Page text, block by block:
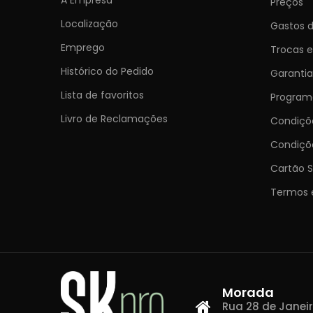
Localização
Emprego
Histórico do Pedido
Lista de favoritos
Livro de Reclamações
Gastos
Trocas
Cartão
Termos
Morada
Rua 28 de